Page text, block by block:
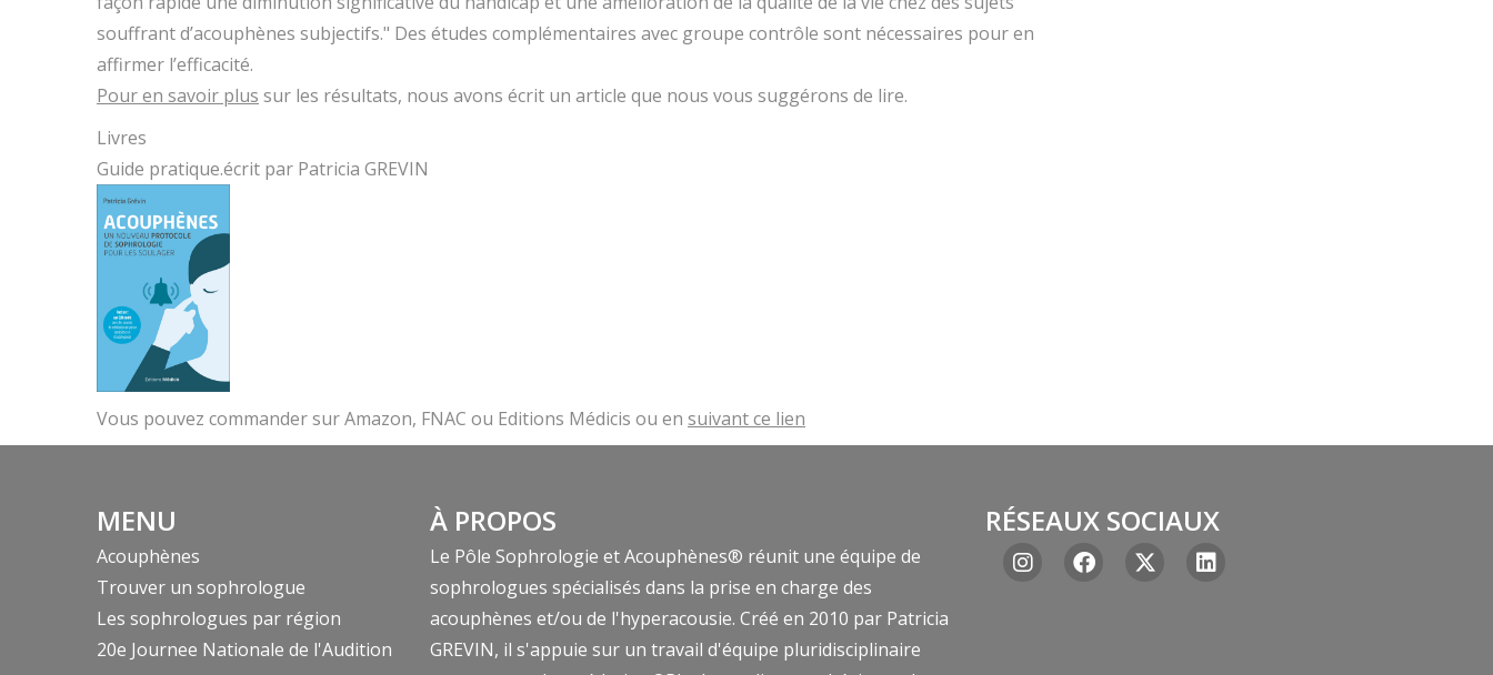
souffrant d’acouphènes subjectifs." Des études complémentaires avec groupe contrôle sont nécessaires pour en
affirmer l’efficacité.
Pour en savoir plus sur les résultats, nous avons écrit un article que nous vous suggérons de lire.
Livres
Guide pratique.écrit par Patricia GREVIN
Vous pouvez commander sur Amazon, FNAC ou Editions Médicis ou en suivant ce lien
MENU
Acouphènes
Trouver un sophrologue
Les sophrologues par région
20e Journee Nationale de l'Audition
À PROPOS
Le Pôle Sophrologie et Acouphènes® réunit une équipe de
sophrologues spécialisés dans la prise en charge des
acouphènes et/ou de l'hyperacousie. Créé en 2010 par Patricia
GREVIN, il s'appuie sur un travail d'équipe pluridisciplinaire
RÉSEAUX SOCIAUX